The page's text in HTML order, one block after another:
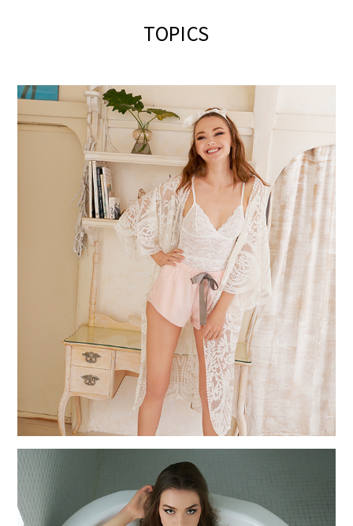
2024.1.29
1/31(WED)13:00 ショップチャンネルでオンエアー!!
2023.12.8
12/18(MON)13:00 ショップチャンネルでオンエアー!!
10/27(FRI)～ふわっときゅんブラの新色発売！
8/11(FRI)AM10:25～10:55 日本テレビ 女神のマルシェ で商品が
紹介されます。
https://www.ntv7.jp/program/megami/
3/25(SAT)13:00 ショップチャンネルでオンエアー!!
12/29(THU)19:00 ショップチャンネルでオンエアー!!
10/11(TUE)19:00 ショップチャンネルでオンエアー!!
2022.8.9
東京インナーナショナル ギフトショー秋2022（９月7,8.9日開催）に
出展致します
2022.6.23
7/19(TUE)19:00 ショップチャンネルでオンエアー!!
TOPICS